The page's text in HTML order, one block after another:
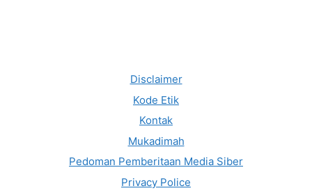
Disclaimer
Kode Etik
Kontak
Mukadimah
Pedoman Pemberitaan Media Siber
Privacy Police